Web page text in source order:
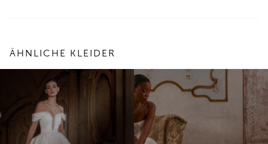
ÄHNLICHE KLEIDER